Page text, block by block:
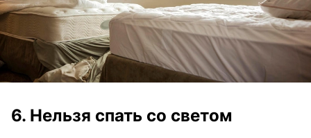
6. Нельзя спать со светом